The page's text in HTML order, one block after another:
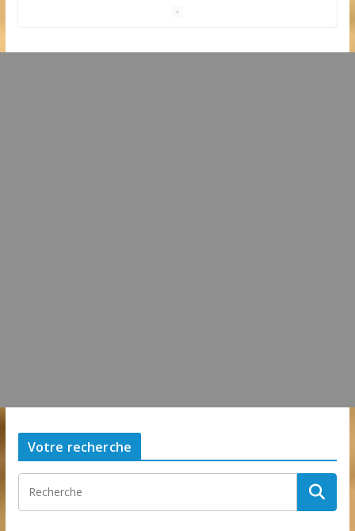
dimanche, 15 mars 2026, 21h19:34 0 Commentaire
Votre recherche